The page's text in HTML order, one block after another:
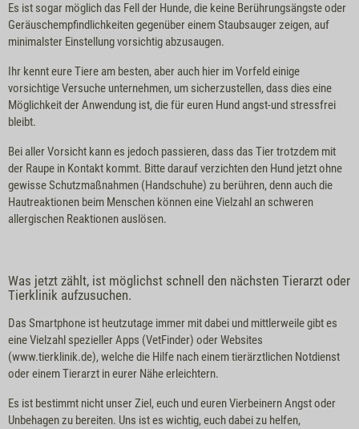
Es ist sogar möglich das Fell der Hunde, die keine Berührungsängste oder
Geräuschempfindlichkeiten gegenüber einem Staubsauger zeigen, auf
minimalster Einstellung vorsichtig abzusaugen.
Ihr kennt eure Tiere am besten, aber auch hier im Vorfeld einige
vorsichtige Versuche unternehmen, um sicherzustellen, dass dies eine
Möglichkeit der Anwendung ist, die für euren Hund angst-und stressfrei
bleibt.
Bei aller Vorsicht kann es jedoch passieren, dass das Tier trotzdem mit
der Raupe in Kontakt kommt. Bitte darauf verzichten den Hund jetzt ohne
gewisse Schutzmaßnahmen (Handschuhe) zu berühren, denn auch die
Hautreaktionen beim Menschen können eine Vielzahl an schweren
allergischen Reaktionen auslösen.
Was jetzt zählt, ist möglichst schnell den nächsten Tierarzt oder
Tierklinik aufzusuchen.
Das Smartphone ist heutzutage immer mit dabei und mittlerweile gibt es
eine Vielzahl spezieller Apps (VetFinder) oder Websites
(www.tierklinik.de), welche die Hilfe nach einem tierärztlichen Notdienst
oder einem Tierarzt in eurer Nähe erleichtern.
Es ist bestimmt nicht unser Ziel, euch und euren Vierbeinern Angst oder
Unbehagen zu bereiten. Uns ist es wichtig, euch dabei zu helfen,